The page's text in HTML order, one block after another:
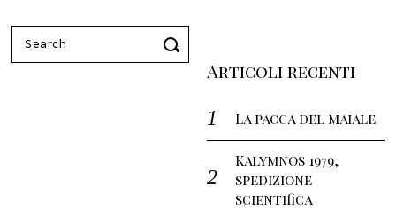
Search
for:
Articoli recenti
La pacca del maiale
Kalymnos 1979,
spedizione
scientifica